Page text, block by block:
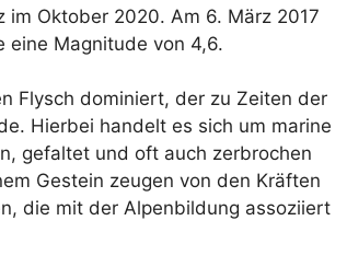
im Oktober 2020. Am 6. März 2017
eine Magnitude von 4,6.
Flysch dominiert, der zu Zeiten der
Hierbei handelt es sich um marine
gefaltet und oft auch zerbrochen
Gestein zeugen von den Kräften
die mit der Alpenbildung assoziiert